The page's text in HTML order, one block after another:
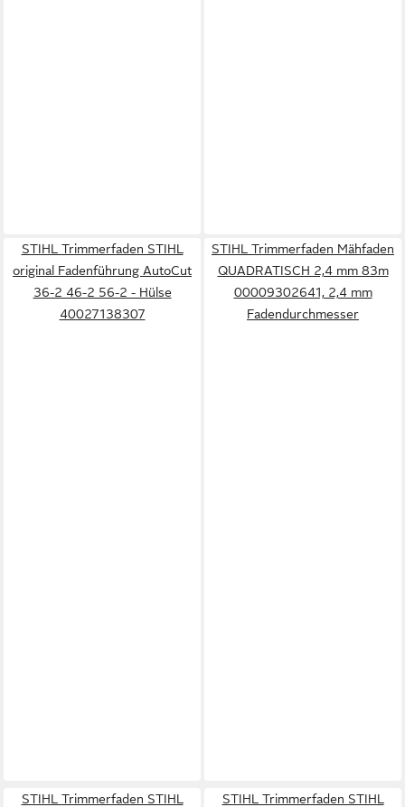
STIHL Trimmerfaden STIHL
original Fadenführung AutoCut
36-2 46-2 56-2 - Hülse
40027138307
STIHL Trimmerfaden Mähfaden
QUADRATISCH 2,4 mm 83m
00009302641, 2,4 mm
Fadendurchmesser
STIHL Trimmerfaden STIHL
STIHL Trimmerfaden STIHL